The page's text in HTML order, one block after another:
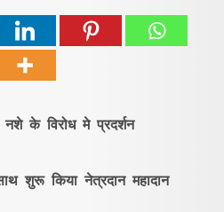
नशे के विरोध मे प्रदर्शन
शुरू किया नेत्रदान महादान